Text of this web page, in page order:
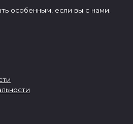
особенным, если вы с нами.